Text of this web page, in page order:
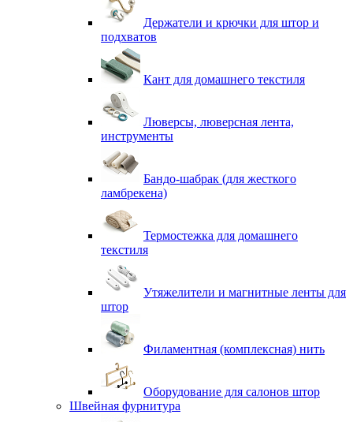
Держатели и крючки для штор и
подхватов
Кант для домашнего текстиля
Люверсы, люверсная лента,
инструменты
Бандо-шабрак (для жесткого
ламбрекена)
Термостежка для домашнего
текстиля
Утяжелители и магнитные ленты для
штор
Филаментная (комплексная) нить
Оборудование для салонов штор
Швейная фурнитура